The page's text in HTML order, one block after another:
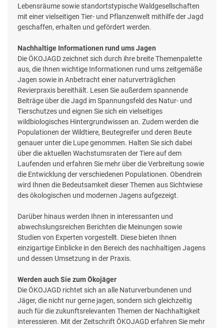
Lebensräume sowie standortstypische Waldgesellschaften
mit einer vielseitigen Tier- und Pflanzenwelt mithilfe der Jagd
geschaffen, erhalten und gefördert werden.
Nachhaltige Informationen rund ums Jagen
Die ÖKOJAGD zeichnet sich durch ihre breite Themenpalette
aus, die Ihnen wichtige Informationen rund ums zeitgemäße
Jagen sowie in Anbetracht einer naturverträglichen
Revierpraxis bereithält. Lesen Sie außerdem spannende
Beiträge über die Jagd im Spannungsfeld des Natur- und
Tierschutzes und eignen Sie sich ein vielseitiges
wildbiologisches Hintergrundwissen an. Zudem werden die
Populationen der Wildtiere, Beutegreifer und deren Beute
genauer unter die Lupe genommen. Halten Sie sich dabei
über die aktuellen Wachstumsraten der Tiere auf dem
Laufenden und erfahren Sie mehr über die Verbreitung sowie
die Entwicklung der verschiedenen Populationen. Obendrein
wird Ihnen die Bedeutsamkeit dieser Themen aus Sichtwiese
des ökologischen und modernen Jagens aufgezeigt.
Darüber hinaus werden Ihnen in interessanten und
abwechslungsreichen Berichten die Meinungen sowie
Studien von Experten vorgestellt. Diese bieten Ihnen
einzigartige Einblicke in den Bereich des nachhaltigen Jagens
und dessen Umsetzung in der Praxis.
Werden auch Sie zum Ökojäger
Die ÖKOJAGD richtet sich an alle Naturverbundenen und
Jäger, die nicht nur gerne jagen, sondern sich gleichzeitig
auch für die zukunftsrelevanten Themen der Nachhaltigkeit
interessieren. Mit der Zeitschrift ÖKOJAGD erfahren Sie mehr